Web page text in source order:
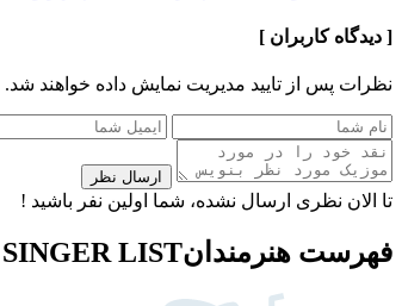
[ دیدگاه کاربران ]
نظرات پس از تایید مدیریت نمایش داده خواهند شد.
ارسال نظر
تا الان نظری ارسال نشده، شما اولین نفر باشید !
فهرست هنرمندانSINGER LIST